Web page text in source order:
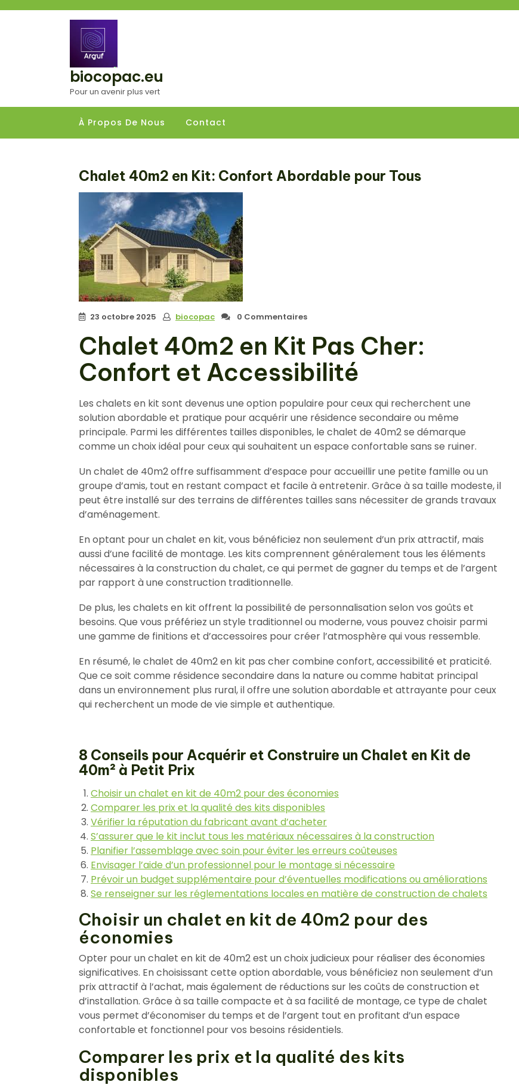
biocopac.eu
Pour un avenir plus vert
À Propos De Nous Contact
Chalet 40m2 en Kit: Confort Abordable pour Tous
23 octobre 2025 biocopac 0 Commentaires
Chalet 40m2 en Kit Pas Cher:
Confort et Accessibilité
Les chalets en kit sont devenus une option populaire pour ceux qui recherchent une
solution abordable et pratique pour acquérir une résidence secondaire ou même
principale. Parmi les différentes tailles disponibles, le chalet de 40m2 se démarque
comme un choix idéal pour ceux qui souhaitent un espace confortable sans se ruiner.
Un chalet de 40m2 offre suffisamment d’espace pour accueillir une petite famille ou un
groupe d’amis, tout en restant compact et facile à entretenir. Grâce à sa taille modeste, il
peut être installé sur des terrains de différentes tailles sans nécessiter de grands travaux
d’aménagement.
En optant pour un chalet en kit, vous bénéficiez non seulement d’un prix attractif, mais
aussi d’une facilité de montage. Les kits comprennent généralement tous les éléments
nécessaires à la construction du chalet, ce qui permet de gagner du temps et de l’argent
par rapport à une construction traditionnelle.
De plus, les chalets en kit offrent la possibilité de personnalisation selon vos goûts et
besoins. Que vous préfériez un style traditionnel ou moderne, vous pouvez choisir parmi
une gamme de finitions et d’accessoires pour créer l’atmosphère qui vous ressemble.
En résumé, le chalet de 40m2 en kit pas cher combine confort, accessibilité et praticité.
Que ce soit comme résidence secondaire dans la nature ou comme habitat principal
dans un environnement plus rural, il offre une solution abordable et attrayante pour ceux
qui recherchent un mode de vie simple et authentique.
8 Conseils pour Acquérir et Construire un Chalet en Kit de
40m² à Petit Prix
Choisir un chalet en kit de 40m2 pour des économies
Comparer les prix et la qualité des kits disponibles
Vérifier la réputation du fabricant avant d’acheter
S’assurer que le kit inclut tous les matériaux nécessaires à la construction
Planifier l’assemblage avec soin pour éviter les erreurs coûteuses
Envisager l’aide d’un professionnel pour le montage si nécessaire
Prévoir un budget supplémentaire pour d’éventuelles modifications ou améliorations
Se renseigner sur les réglementations locales en matière de construction de chalets
Choisir un chalet en kit de 40m2 pour des
économies
Opter pour un chalet en kit de 40m2 est un choix judicieux pour réaliser des économies
significatives. En choisissant cette option abordable, vous bénéficiez non seulement d’un
prix attractif à l’achat, mais également de réductions sur les coûts de construction et
d’installation. Grâce à sa taille compacte et à sa facilité de montage, ce type de chalet
vous permet d’économiser du temps et de l’argent tout en profitant d’un espace
confortable et fonctionnel pour vos besoins résidentiels.
Comparer les prix et la qualité des kits
disponibles